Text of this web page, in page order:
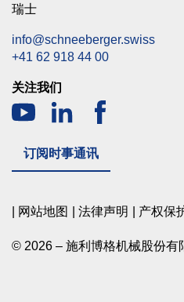
瑞士
info@schneeberger.swiss
+41 62 918 44 00
关注我们
订阅时事通讯
网站地图 法律声明 产权保
© 2026 – 施利博格机械股份有